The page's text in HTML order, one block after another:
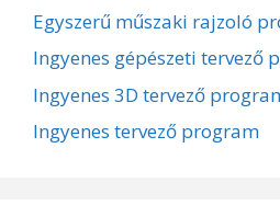
Egyszerű műszaki rajzoló
Ingyenes gépészeti tervező
Ingyenes 3D tervező
Ingyenes tervező program